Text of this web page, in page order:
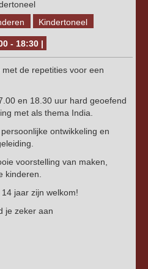
Kindertoneel
- 18:30 |
de repetities voor een
en 18.30 uur hard geoefend
met als thema India.
ontwikkeling en
voorstelling van maken,
kinderen.
jaar zijn welkom!
je zeker aan